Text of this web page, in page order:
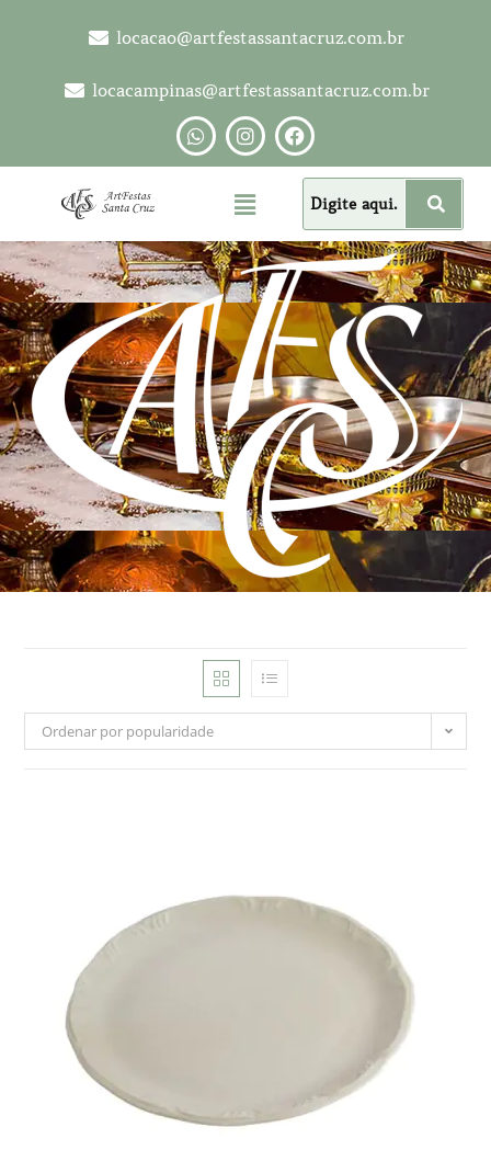
locacao@artfestassantacruz.com.br
locacampinas@artfestassantacruz.com.br
Ordenar por popularidade